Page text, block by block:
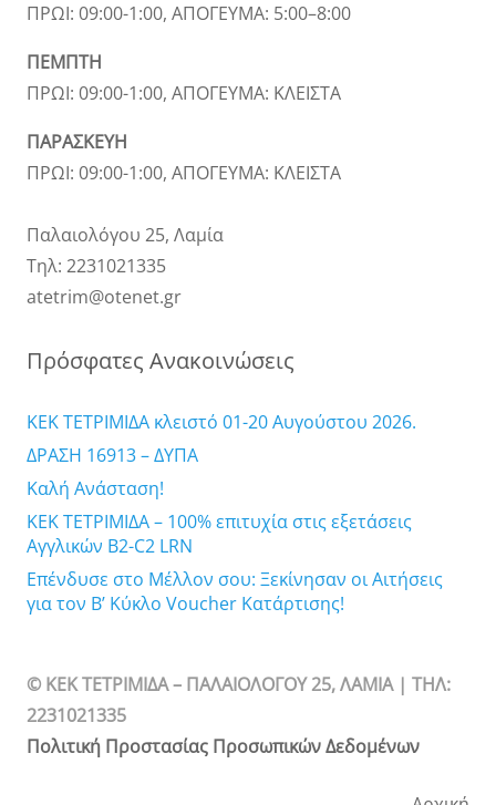
ΠΡΩΙ: 09:00-1:00, ΑΠΟΓΕΥΜΑ: 5:00–8:00
ΠΕΜΠΤΗ
ΠΡΩΙ: 09:00-1:00, ΑΠΟΓΕΥΜΑ: ΚΛΕΙΣΤΑ
ΠΑΡΑΣΚΕΥΗ
ΠΡΩΙ: 09:00-1:00, ΑΠΟΓΕΥΜΑ: ΚΛΕΙΣΤΑ
Παλαιολόγου 25, Λαμία
Τηλ: 2231021335
atetrim@otenet.gr
Πρόσφατες Ανακοινώσεις
ΚΕΚ ΤΕΤΡΙΜΙΔΑ κλειστό 01-20 Αυγούστου 2026.
ΔΡΑΣΗ 16913 – ΔΥΠΑ
Καλή Ανάσταση!
ΚΕΚ ΤΕΤΡΙΜΙΔΑ – 100% επιτυχία στις εξετάσεις
Αγγλικών B2-C2 LRN
Επένδυσε στο Μέλλον σου: Ξεκίνησαν οι Αιτήσεις
για τον Β’ Κύκλο Voucher Κατάρτισης!
© ΚΕΚ ΤΕΤΡΙΜΙΔΑ – ΠΑΛΑΙΟΛΟΓΟΥ 25, ΛΑΜΙΑ | TΗΛ:
2231021335
Πολιτική Προστασίας Προσωπικών Δεδομένων